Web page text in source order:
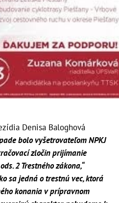
Denisa Baloghová
bolo vyšetrovateľom NPKJ
zločin prijímanie
2 Trestného zákona,“
sa jedná o trestnú vec, ktorá
konania v prípravnom